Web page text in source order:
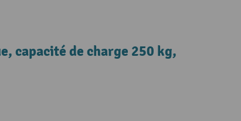
capacité de charge 250 kg,